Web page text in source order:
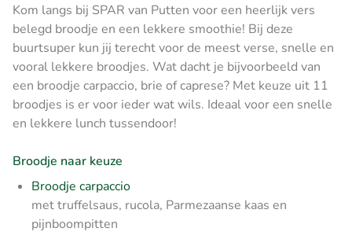
Kom langs bij SPAR van Putten voor een heerlijk vers
belegd broodje en een lekkere smoothie! Bij deze
buurtsuper kun jij terecht voor de meest verse, snelle en
vooral lekkere broodjes. Wat dacht je bijvoorbeeld van
een broodje carpaccio, brie of caprese? Met keuze uit 11
broodjes is er voor ieder wat wils. Ideaal voor een snelle
en lekkere lunch tussendoor!
Broodje naar keuze
Broodje carpaccio
met truffelsaus, rucola, Parmezaanse kaas en
pijnboompitten